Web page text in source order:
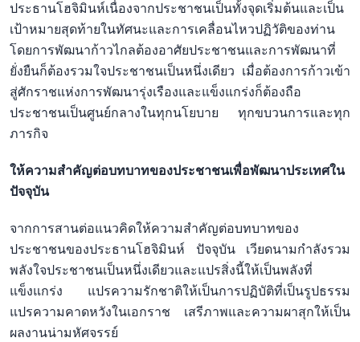
ประธานโฮจิมินห์เนื่องจากประชาชนเป็นทั้งจุดเริ่มต้นและเป็น
เป้าหมายสุดท้ายในทัศนะและการเคลื่อนไหวปฏิวัติของท่าน
โดยการพัฒนาก้าวไกลต้องอาศัยประชาชนและการพัฒนาที่
ยั่งยืนก็ต้องรวมใจประชาชนเป็นหนึ่งเดียว เมื่อต้องการก้าวเข้า
สู่ศักราชแห่งการพัฒนารุ่งเรืองและแข็งแกร่งก็ต้องถือ
ประชาชนเป็นศูนย์กลางในทุกนโยบาย ทุกขบวนการและทุก
ภารกิจ
ให้ความสำคัญต่อบทบาทของประชาชนเพื่อพัฒนาประเทศใน
ปัจจุบัน
จากการสานต่อแนวคิดให้ความสำคัญต่อบทบาทของ
ประชาชนของประธานโฮจิมินห์ ปัจจุบัน เวียดนามกำลังรวม
พลังใจประชาชนเป็นหนึ่งเดียวและแปรสิ่งนี้ให้เป็นพลังที่
แข็งแกร่ง แปรความรักชาติให้เป็นการปฏิบัติที่เป็นรูปธรรม
แปรความคาดหวังในเอกราช เสรีภาพและความผาสุกให้เป็น
ผลงานน่ามหัศจรรย์